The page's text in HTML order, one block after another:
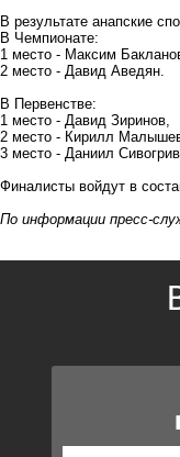
В результате анапские
В Чемпионате:
1 место - Максим
2 место - Давид Аведян.
В Первенстве:
1 место - Давид Зиринов,
2 место - Кирилл
3 место - Даниил
Финалисты войдут в
По информации пресс-